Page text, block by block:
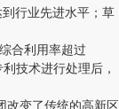
行业先进水平；草
合利用率超过
技术进行处理后，
变了传统的高新区